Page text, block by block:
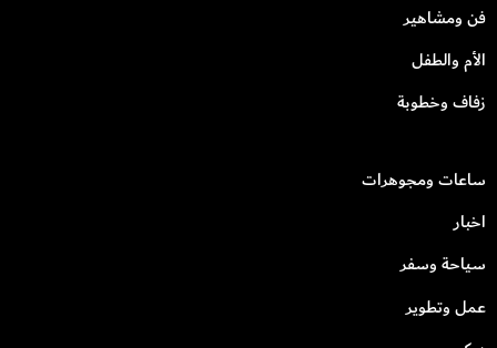
فن ومشاهير
الأم والطفل
زفاف وخطوبة
ساعات ومجوهرات
اخبار
سياحة وسفر
عمل وتطوير